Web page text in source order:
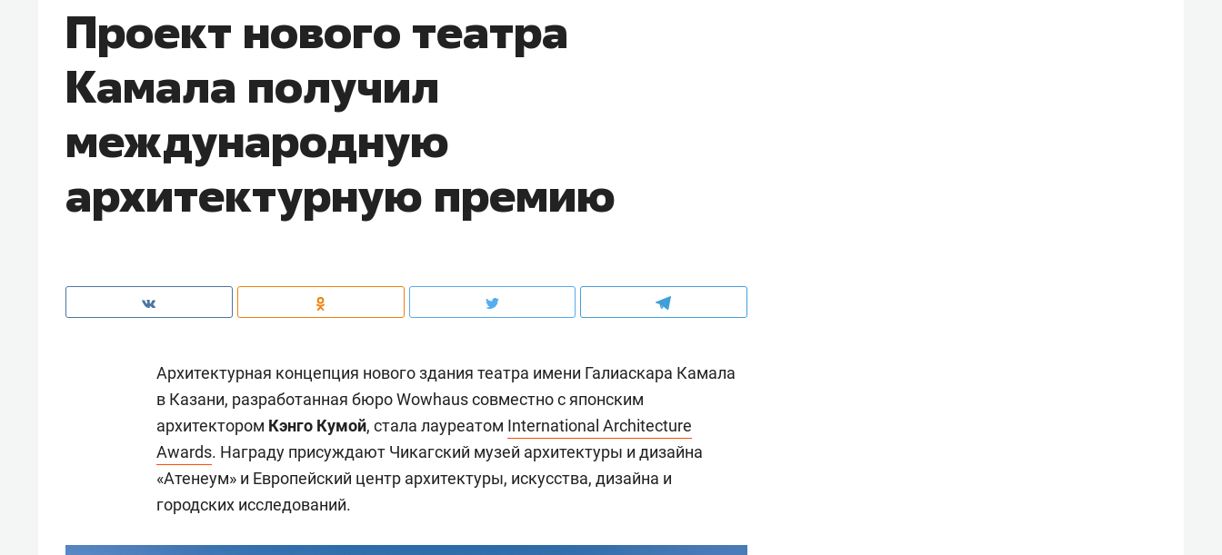
Проект нового театра
Камала получил
международную
архитектурную премию
Архитектурная концепция нового здания театра имени Галиаскара Камала
в Казани, разработанная бюро Wowhaus совместно с японским
архитектором Кэнго Кумой, стала лауреатом International Architecture
Awards. Награду присуждают Чикагский музей архитектуры и дизайна
«Атенеум» и Европейский центр архитектуры, искусства, дизайна и
городских исследований.